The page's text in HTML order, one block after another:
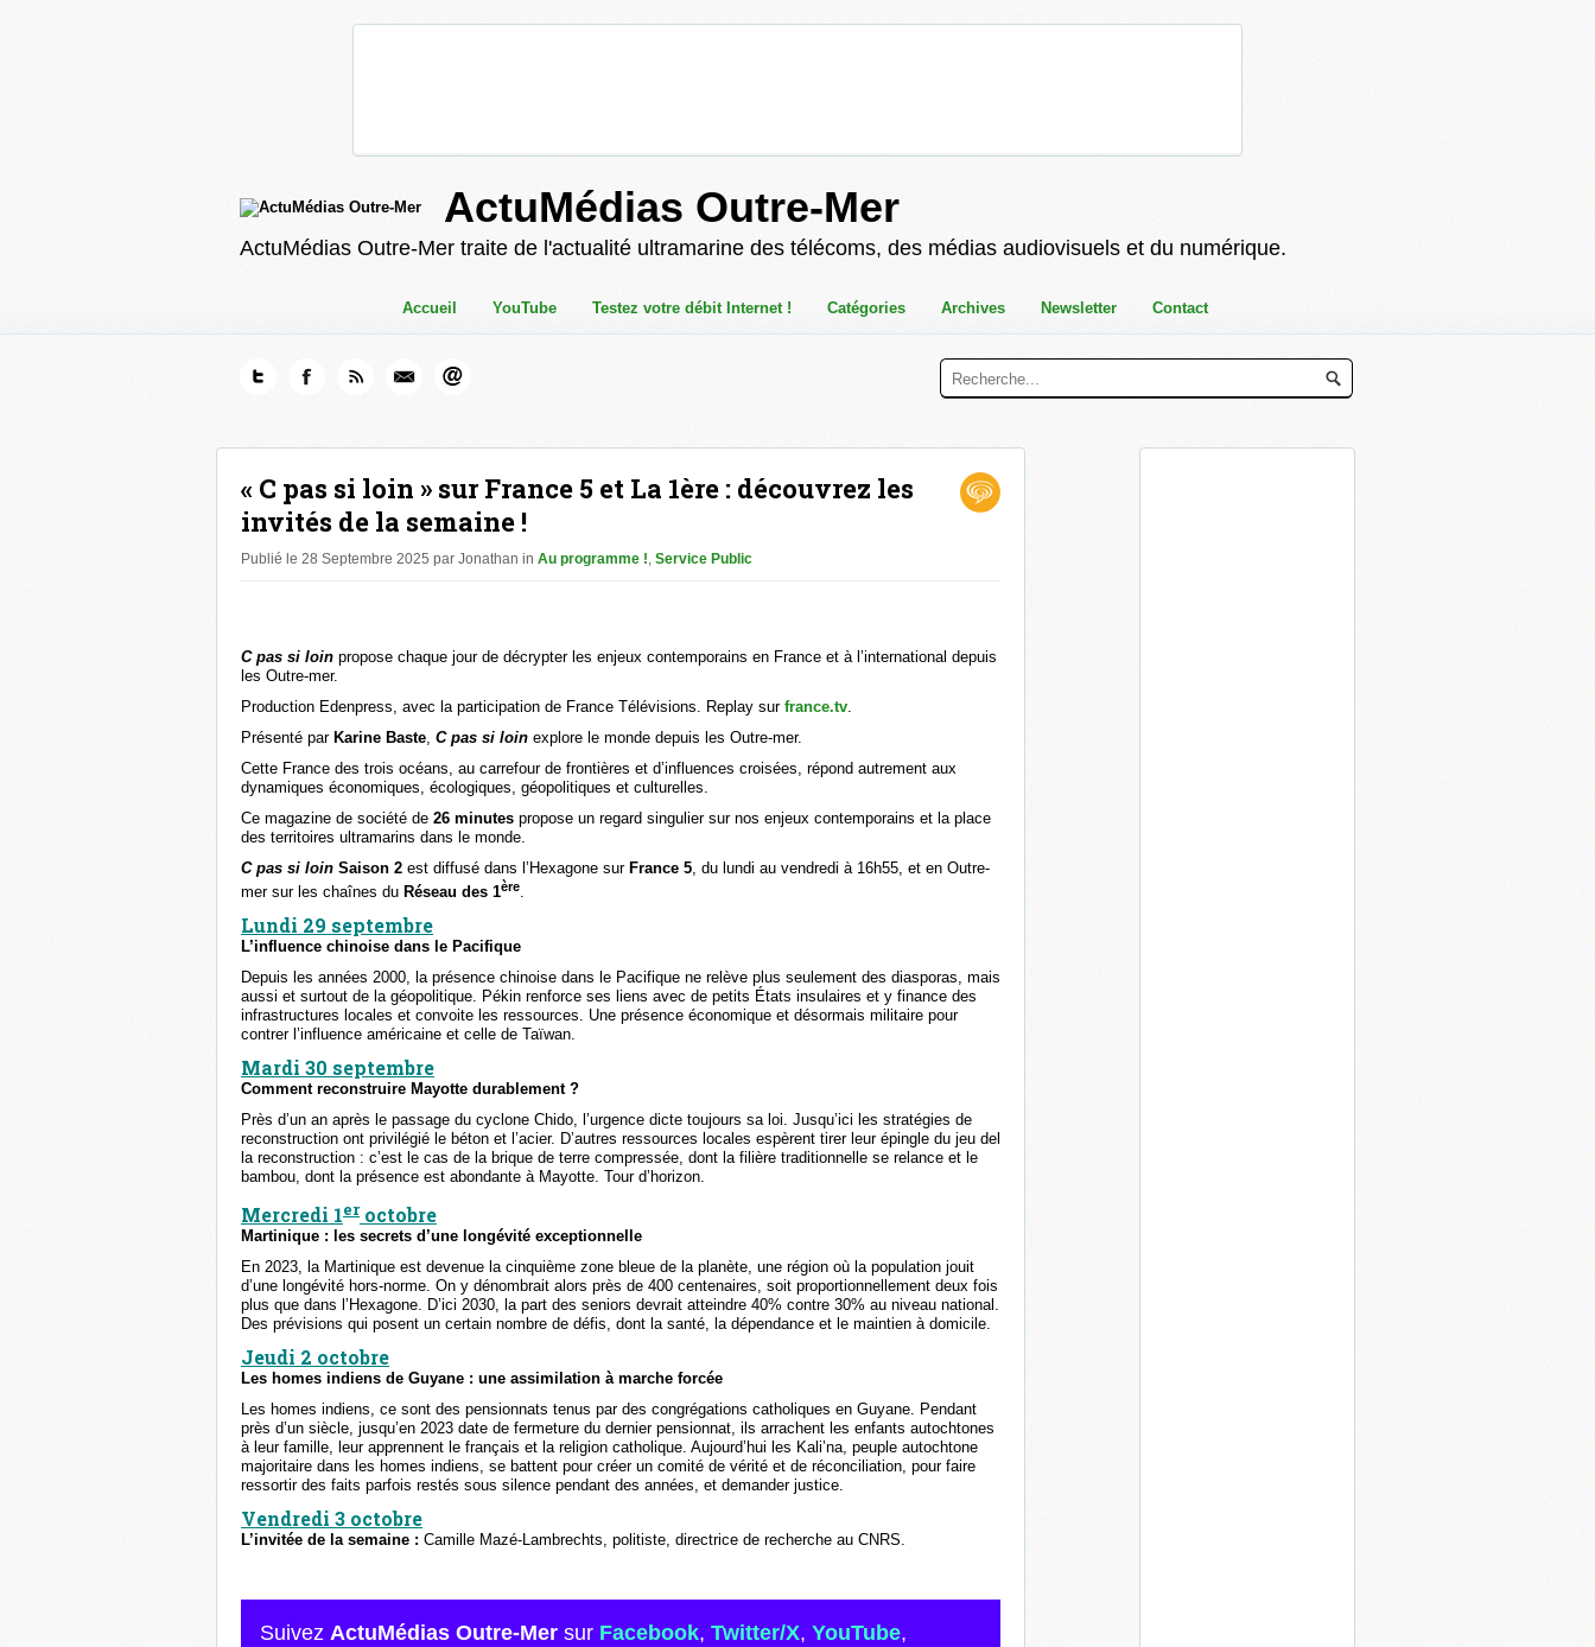
ActuMédias Outre-Mer
ActuMédias Outre-Mer traite de l'actualité ultramarine des télécoms, des médias audiovisuels et du numérique.
Accueil YouTube Testez votre débit Internet ! Catégories Archives Newsletter Contact
« C pas si loin » sur France 5 et La 1ère : découvrez les
invités de la semaine !
Publié le 28 Septembre 2025 par Jonathan in Au programme !, Service Public
C pas si loin propose chaque jour de décrypter les enjeux contemporains en France et à l’international depuis
les Outre-mer.
Production Edenpress, avec la participation de France Télévisions. Replay sur france.tv.
Présenté par Karine Baste, C pas si loin explore le monde depuis les Outre-mer.
Cette France des trois océans, au carrefour de frontières et d’influences croisées, répond autrement aux
dynamiques économiques, écologiques, géopolitiques et culturelles.
Ce magazine de société de 26 minutes propose un regard singulier sur nos enjeux contemporains et la place
des territoires ultramarins dans le monde.
C pas si loin Saison 2 est diffusé dans l’Hexagone sur France 5, du lundi au vendredi à 16h55, et en Outre-
mer sur les chaînes du Réseau des 1ère.
Lundi 29 septembre
L’influence chinoise dans le Pacifique
Depuis les années 2000, la présence chinoise dans le Pacifique ne relève plus seulement des diasporas, mais
aussi et surtout de la géopolitique. Pékin renforce ses liens avec de petits États insulaires et y finance des
infrastructures locales et convoite les ressources. Une présence économique et désormais militaire pour
contrer l’influence américaine et celle de Taïwan.
Mardi 30 septembre
Comment reconstruire Mayotte durablement ?
Près d’un an après le passage du cyclone Chido, l’urgence dicte toujours sa loi. Jusqu’ici les stratégies de
reconstruction ont privilégié le béton et l’acier. D’autres ressources locales espèrent tirer leur épingle du jeu del
la reconstruction : c’est le cas de la brique de terre compressée, dont la filière traditionnelle se relance et le
bambou, dont la présence est abondante à Mayotte. Tour d’horizon.
Mercredi 1eroctobre
Martinique : les secrets d’une longévité exceptionnelle
En 2023, la Martinique est devenue la cinquième zone bleue de la planète, une région où la population jouit
d’une longévité hors-norme. On y dénombrait alors près de 400 centenaires, soit proportionnellement deux fois
plus que dans l’Hexagone. D’ici 2030, la part des seniors devrait atteindre 40% contre 30% au niveau national.
Des prévisions qui posent un certain nombre de défis, dont la santé, la dépendance et le maintien à domicile.
Jeudi 2 octobre
Les homes indiens de Guyane : une assimilation à marche forcée
Les homes indiens, ce sont des pensionnats tenus par des congrégations catholiques en Guyane. Pendant
près d’un siècle, jusqu’en 2023 date de fermeture du dernier pensionnat, ils arrachent les enfants autochtones
à leur famille, leur apprennent le français et la religion catholique. Aujourd’hui les Kali’na, peuple autochtone
majoritaire dans les homes indiens, se battent pour créer un comité de vérité et de réconciliation, pour faire
ressortir des faits parfois restés sous silence pendant des années, et demander justice.
Vendredi 3 octobre
L’invitée de la semaine : Camille Mazé-Lambrechts, politiste, directrice de recherche au CNRS.
Suivez ActuMédias Outre-Mer sur Facebook, Twitter/X, YouTube,